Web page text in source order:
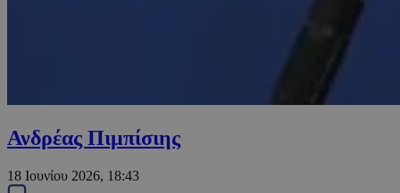
Ανδρέας Πιμπίσιης
18 Ιουνίου 2026, 18:43